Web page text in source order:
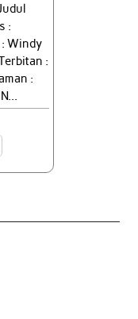
:
Windy
:
: